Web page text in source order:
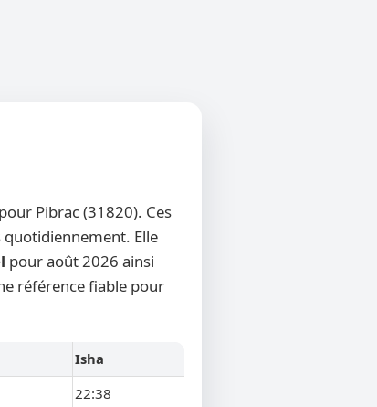
Pibrac (31820). Ces
quotidiennement. Elle
pour août 2026 ainsi
référence fiable pour
Isha
22:38